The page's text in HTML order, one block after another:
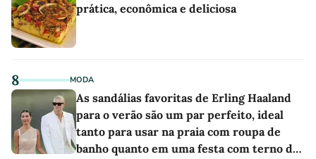
prática, econômica e deliciosa
8 MODA
As sandálias favoritas de Erling Haaland
para o verão são um par perfeito, ideal
tanto para usar na praia com roupa de
banho quanto em uma festa com terno de